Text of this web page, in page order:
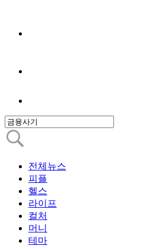
전체뉴스
피플
헬스
라이프
컬처
머니
테마